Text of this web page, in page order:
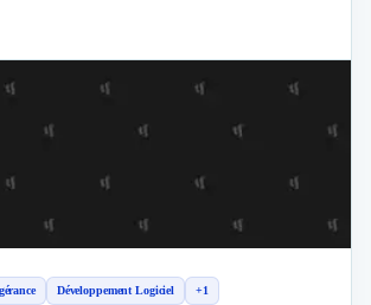
Développement Logiciel +1